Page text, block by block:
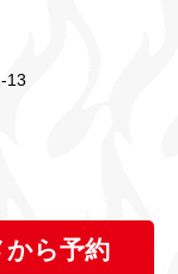
13
ら予約